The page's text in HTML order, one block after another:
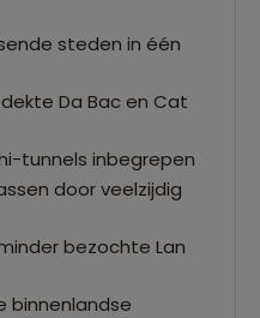
steden in één
Da Bac en Cat
tunnels inbegrepen
door veelzijdig
bezochte Lan
binnenlandse